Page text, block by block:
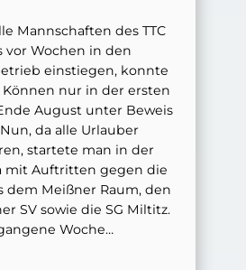
Mannschaften des TTC
vor Wochen in den
einstiegen, konnte
nur in der ersten
August unter Beweis
da alle Urlauber
startete man in der
mit Auftritten gegen die
dem Meißner Raum, den
SV sowie die SG Miltitz.
Woche…